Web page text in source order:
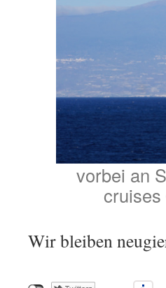
vorbei an
Wir bleiben